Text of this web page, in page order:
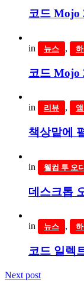
코드 Mojo
in 뉴스 ,
코드 Mojo
in 리뷰 ,
책상맡에
in 웰컴 투 오
데스크톱
in 뉴스 ,
코드 일렉
Next post